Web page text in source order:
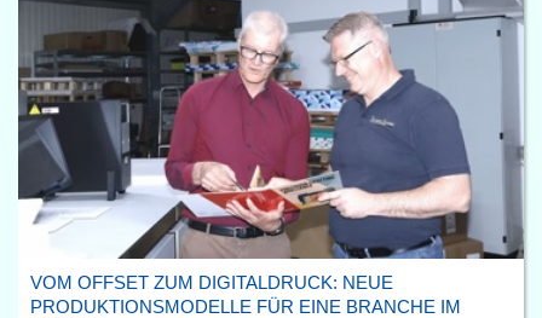
VOM OFFSET ZUM DIGITALDRUCK: NEUE
PRODUKTIONSMODELLE FÜR EINE BRANCHE IM